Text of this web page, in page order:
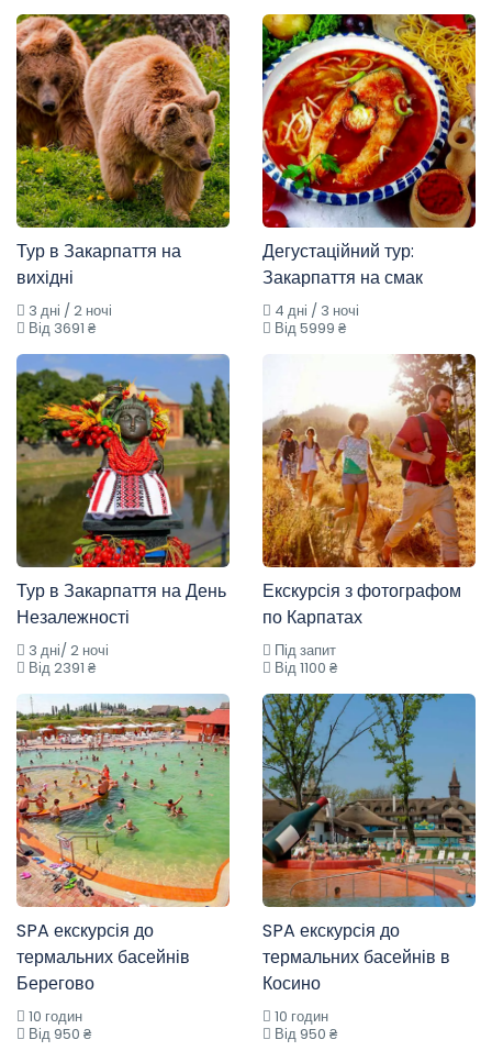
Тур в Закарпаття на
вихідні
3 дні / 2 ночі
Від 3691 ₴
Дегустаційний тур:
Закарпаття на смак
4 дні / 3 ночі
Від 5999 ₴
Тур в Закарпаття на День
Незалежності
3 дні/ 2 ночі
Від 2391 ₴
Екскурсія з фотографом
по Карпатах
Під запит
Від 1100 ₴
SPA екскурсія до
термальних басейнів
Берегово
10 годин
Від 950 ₴
SPA екскурсія до
термальних басейнів в
Косино
10 годин
Від 950 ₴